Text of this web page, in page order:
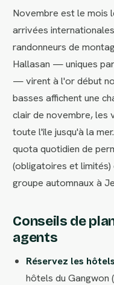
Novembre est le mois
arrivées
randonneurs de
Hallasan — uniques
— virent à l'or début
basses affichent une
clair de novembre, les
toute l'île jusqu'à la
quota quotidien de
(obligatoires et
groupe automnaux à
Conseils de
agents
Réservez les
hôtels du